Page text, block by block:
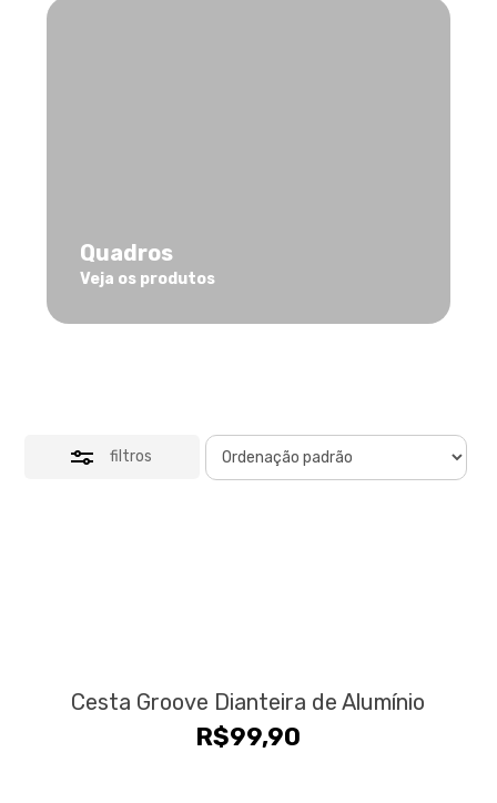
Quadros
Veja os produtos
filtros
Cesta Groove Dianteira de Alumínio
R$99,90